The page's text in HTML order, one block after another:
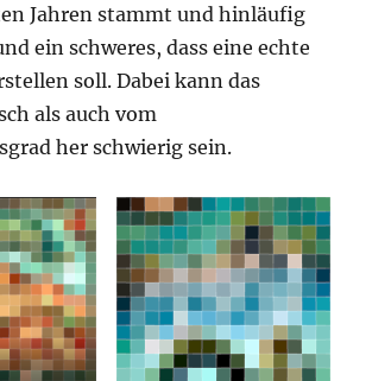
Jahren stammt und hinläufig
ein schweres, dass eine echte
soll. Dabei kann das
als auch vom
her schwierig sein.